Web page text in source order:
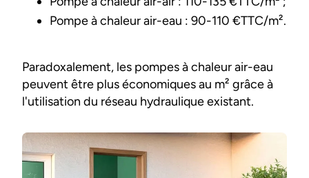
Pompe à chaleur air-eau : 90-110 €TTC/m².
Paradoxalement, les pompes à chaleur air-eau
peuvent être plus économiques au m² grâce à
l'utilisation du réseau hydraulique existant.